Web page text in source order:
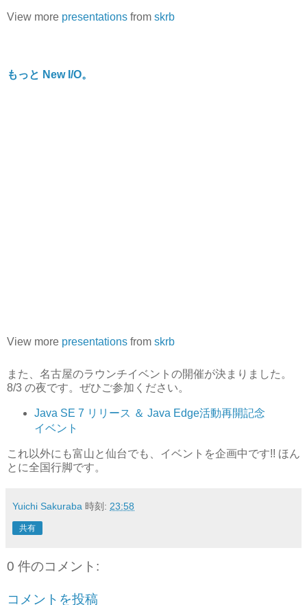
View more presentations from skrb
もっと New I/O。
View more presentations from skrb
また、名古屋のラウンチイベントの開催が決まりました。
8/3 の夜です。ぜひご参加ください。
Java SE 7 リリース ＆ Java Edge活動再開記念
イベント
これ以外にも富山と仙台でも、イベントを企画中です!! ほん
とに全国行脚です。
Yuichi Sakuraba 時刻: 23:58
共有
0 件のコメント:
コメントを投稿